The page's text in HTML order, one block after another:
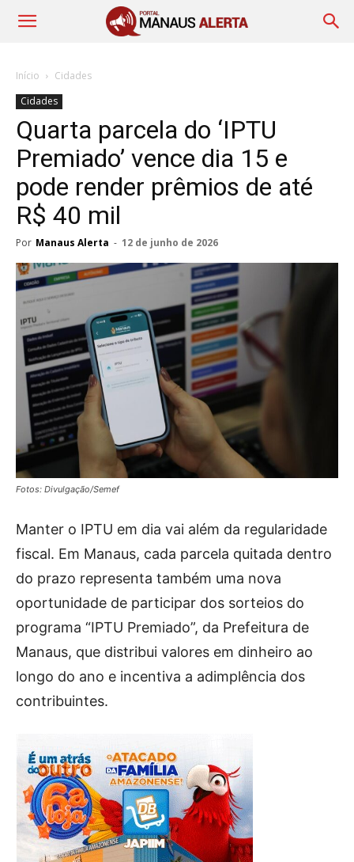
Início
Cidades
Cidades
Quarta parcela do ‘IPTU
Premiado’ vence dia 15 e
pode render prêmios de até
R$ 40 mil
Por Manaus Alerta - 12 de junho de 2026
Fotos: Divulgação/Semef
Manter o IPTU em dia vai além da regularidade
fiscal. Em Manaus, cada parcela quitada dentro
do prazo representa também uma nova
oportunidade de participar dos sorteios do
programa “IPTU Premiado”, da Prefeitura de
Manaus, que distribui valores em dinheiro ao
longo do ano e incentiva a adimplência dos
contribuintes.